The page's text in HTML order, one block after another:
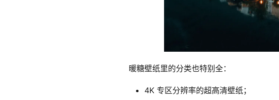
暖糖壁纸里的分类也特别全：
4K 专区分辨率的超高清壁纸；